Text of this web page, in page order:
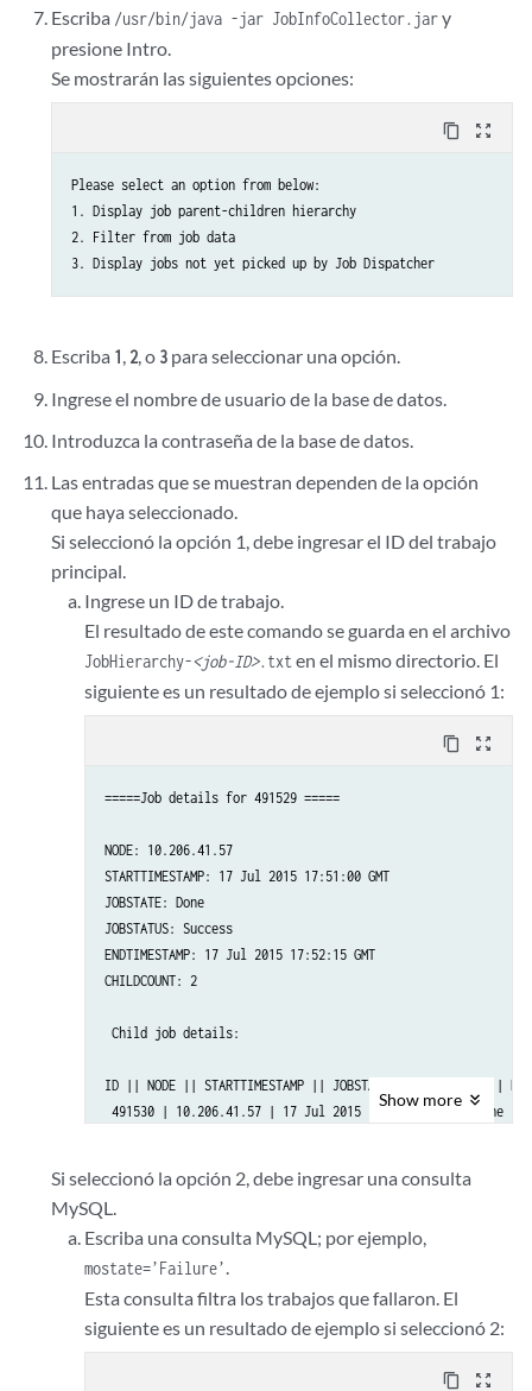
Escriba /usr/bin/java -jar JobInfoCollector.jary
presione Intro.
Se mostrarán las siguientes opciones:
content_copy zoom_out_map
Please select an option from below:
1. Display job parent-children hierarchy
2. Filter from job data
Escriba 1, 2, o 3 para seleccionar una opción.
Ingrese el nombre de usuario de la base de datos.
Introduzca la contraseña de la base de datos.
Las entradas que se muestran dependen de la opción
que haya seleccionado.
Si seleccionó la opción 1, debe ingresar el ID del trabajo
principal.
Ingrese un ID de trabajo.
El resultado de este comando se guarda en el archivo
JobHierarchy-<job-ID>.txten el mismo directorio. El
siguiente es un resultado de ejemplo si seleccionó 1:
content_copy zoom_out_map
=====Job details for 491529 =====
NODE: 10.206.41.57
STARTTIMESTAMP: 17 Jul 2015 17:51:00 GMT
JOBSTATE: Done
JOBSTATUS: Success
ENDTIMESTAMP: 17 Jul 2015 17:52:15 GMT
CHILDCOUNT: 2
Child job details:
ID || NODE || STARTTIMESTAMP || JOBSTATE || JOBSTATUS ||
491530 | 10.206.41.57 | 17 Jul 2015 17:51:01 GMT | Done |
Show more
Si seleccionó la opción 2, debe ingresar una consulta
MySQL.
Escriba una consulta MySQL; por ejemplo,
mostate=’Failure’
Esta consulta filtra los trabajos que fallaron. El
siguiente es un resultado de ejemplo si seleccionó 2:
content_copy zoom_out_map